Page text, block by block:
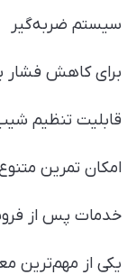
سیستم ضربه‌گیر
برای کاهش فشار
قابلیت تنظیم
امکان تمرین
خدمات پس از
یکی از مهم‌ترین